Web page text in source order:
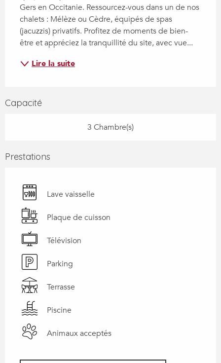
Gers en Occitanie. Ressourcez-vous dans un de nos
chalets : Mélèze ou Cèdre, équipés de spas
(jacuzzis) privatifs. Profitez de moments de bien-
être et appréciez la tranquillité du site, avec vue...
Lire la suite
Capacité
3 Chambre(s)
Prestations
Lave vaisselle
Plaque de cuisson
Télévision
Parking
Terrasse
Piscine
Animaux acceptés